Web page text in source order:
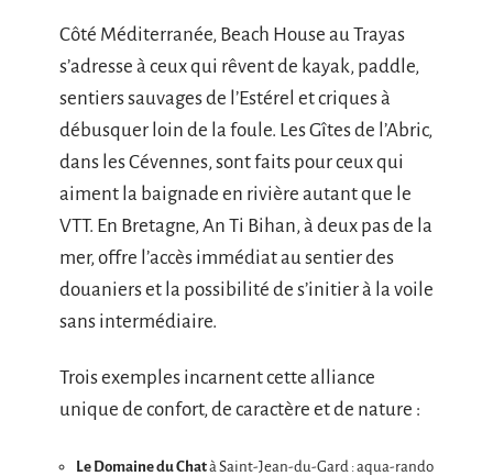
Côté Méditerranée, Beach House au Trayas
s’adresse à ceux qui rêvent de kayak, paddle,
sentiers sauvages de l’Estérel et criques à
débusquer loin de la foule. Les Gîtes de l’Abric,
dans les Cévennes, sont faits pour ceux qui
aiment la baignade en rivière autant que le
VTT. En Bretagne, An Ti Bihan, à deux pas de la
mer, offre l’accès immédiat au sentier des
douaniers et la possibilité de s’initier à la voile
sans intermédiaire.
Trois exemples incarnent cette alliance
unique de confort, de caractère et de nature :
Le Domaine du Chatà Saint-Jean-du-Gard : aqua-rando